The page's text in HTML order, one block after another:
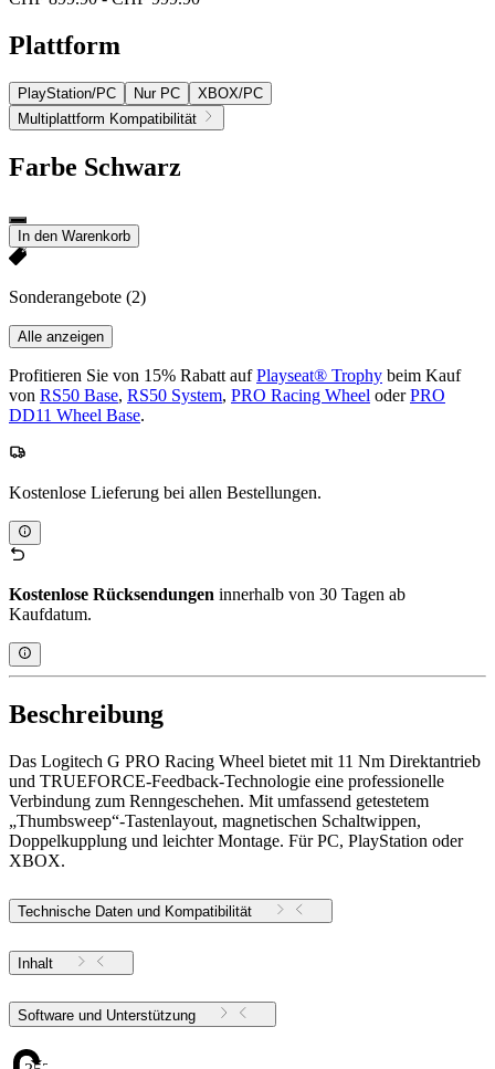
Plattform
PlayStation/PC Nur PC
XBOX/PC
Multiplattform Kompatibilität
Farbe Schwarz
In den Warenkorb
Sonderangebote (2)
Alle anzeigen
Profitieren Sie von 15% Rabatt aufPlayseat® Trophy beim Kauf
von RS50 Base, RS50 System, PRO Racing Wheel oderPRO
DD11 Wheel Base.
Kostenlose Lieferung bei allen Bestellungen.
Kostenlose Rücksendungen innerhalb von 30 Tagen ab
Kaufdatum.
Beschreibung
Das Logitech G PRO Racing Wheel bietet mit 11 Nm Direktantrieb
und TRUEFORCE-Feedback-Technologie eine professionelle
Verbindung zum Renngeschehen. Mit umfassend getestetem
„Thumbsweep“-Tastenlayout, magnetischen Schaltwippen,
Doppelkupplung und leichter Montage. Für PC, PlayStation oder
XBOX.
Technische Daten und Kompatibilität
Inhalt
Software und Unterstützung